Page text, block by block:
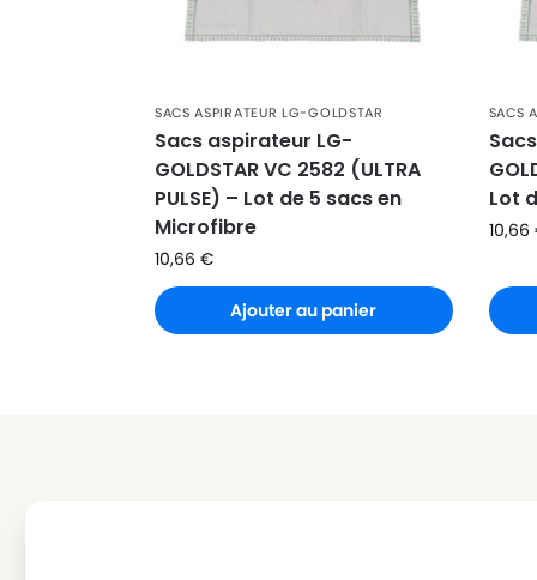
LG-GOLDSTAR
LG-GOLDSTAR PASSION
LG-GOLDSTAR
LG-GOLDSTAR REY (Série)
LG-GOLDSTAR
LG-GOLDSTAR SER 4570
LG-GOLDSTAR
LG-GOLDSTAR SUPER PJG
LG-GOLDSTAR
LG-GOLDSTAR
LG-GOLDSTAR T 2750
SACS ASPIRATEUR LG-GOLDSTAR
Sacs aspirateur LG-
GOLDSTAR VC 2582 (ULTRA
PULSE) – Lot de 5 sacs en
Microfibre
10,66 €
Ajouter au panier
SACS
Lot
10,66